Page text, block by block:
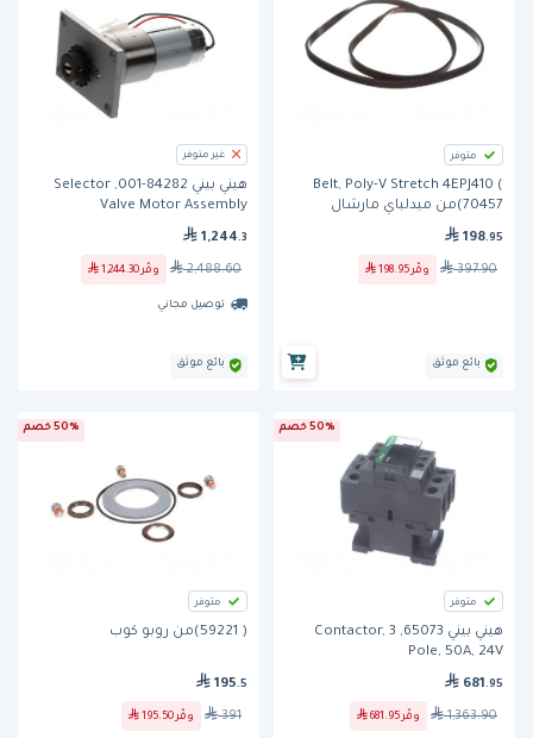
متوفر
Belt, Poly-V Stretch 4EPJ410 (
70457)من ميدلباي مارشال
198.95
397.90 وفّر 198.95
بائع موثق
غير متوفر
هيني بيني 84282-001, Selector
Valve Motor Assembly
1,244 .3
2,488.60 وفّر 1,244.30
توصيل مجاني
بائع موثق
50% خصم
متوفر
هيني بيني 65073, Contactor, 3
Pole, 50A, 24V
681 .95
1,363.90 وفّر 681.95
50% خصم
متوفر
( 59221)من روبو كوب
195 .5
391 وفّر 195.50